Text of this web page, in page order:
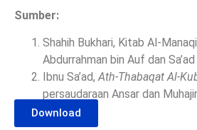
Sumber:
Shahih Bukhari, Kitab Al-
Abdurrahman bin Auf dan Sa’ad
Ibnu Sa’ad,Ath-Thabaqat Al-
persaudaraan Ansar dan
Download